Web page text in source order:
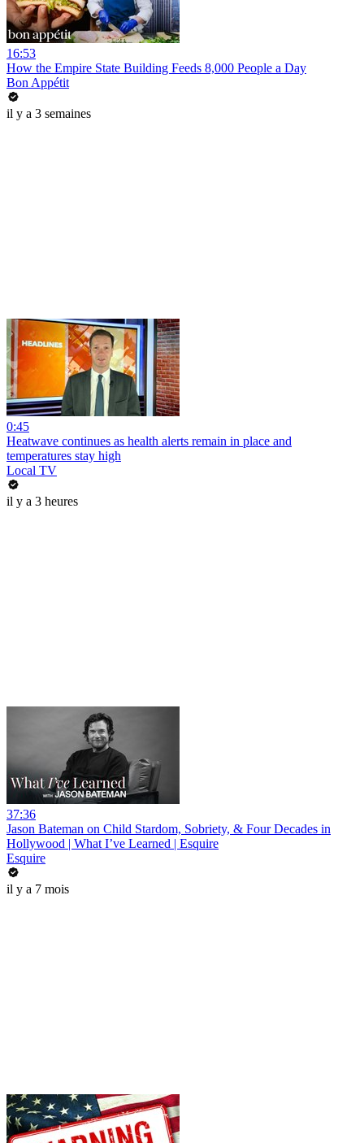
16:53
How the Empire State Building Feeds 8,000 People a Day
Bon Appétit
il y a 3 semaines
0:45
Heatwave continues as health alerts remain in place and
temperatures stay high
Local TV
il y a 3 heures
37:36
Jason Bateman on Child Stardom, Sobriety, & Four Decades in
Hollywood | What I’ve Learned | Esquire
Esquire
il y a 7 mois